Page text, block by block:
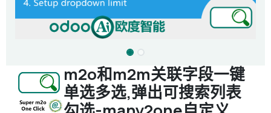
m2o和m2m关联字段一键
单选多选,弹出可搜索列表